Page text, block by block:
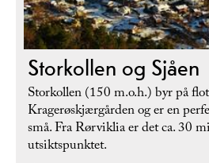
Storkollen og Sjåen
Storkollen (150 m.o.h.) byr på
Kragerøskjærgården og er en
små. Fra Rørviklia er det ca. 30
utsiktspunktet.